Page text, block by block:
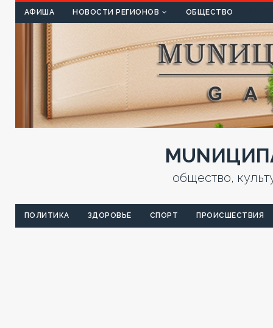
АФИША НОВОСТИ РЕГИОНОВ ОБЩЕСТВО
общество,
ПОЛИТИКА ЗДОРОВЬЕ СПОРТ ПРОИСШЕСТВИЯ